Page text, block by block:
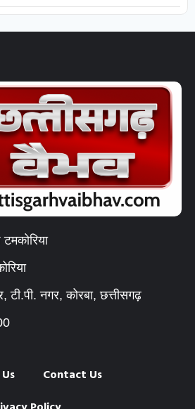
टी.पी. नगर, कोरबा, छत्तीसगढ़
Contact Us